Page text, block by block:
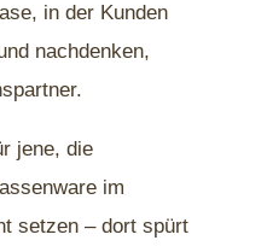
in der Kunden
nachdenken,
jene, die
im
setzen – dort spürt